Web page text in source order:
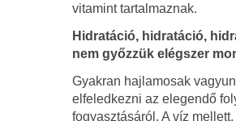
vitamint tartalmaznak.
Hidratáció, hidratáció,
nem győzzük elégszer
Gyakran hajlamosak
elfeledkezni az elegendő
fogyasztásáról. A víz